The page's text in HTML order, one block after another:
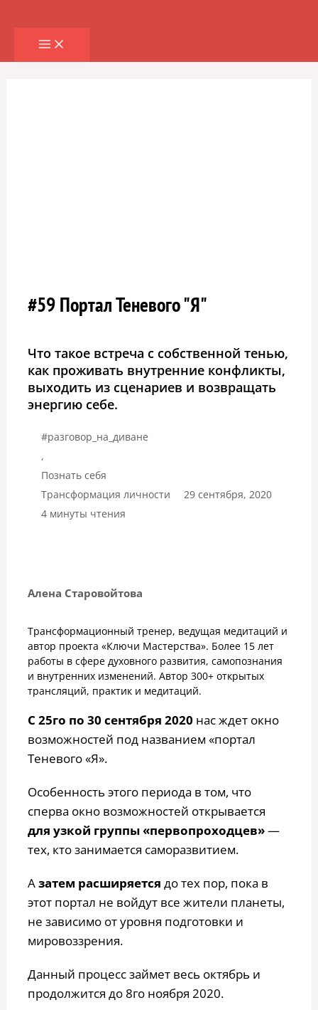
содержимому
#59 Портал Теневого "Я"
Что такое встреча с собственной тенью,
как проживать внутренние конфликты,
выходить из сценариев и возвращать
энергию себе.
#разговор_на_диване
,
Познать себя
Трансформация личности
29 сентября, 2020
4 минуты чтения
Алена Старовойтова
Трансформационный тренер, ведущая медитаций и
автор проекта «Ключи Мастерства». Более 15 лет
работы в сфере духовного развития, самопознания
и внутренних изменений. Автор 300+ открытых
трансляций, практик и медитаций.
С 25го по 30 сентября 2020 нас ждет окно
возможностей под названием «портал
Теневого «Я».⠀
Особенность этого периода в том, что
сперва окно возможностей открывается
для узкой группы «первопроходцев»—
тех, кто занимается саморазвитием.
Азатем расширяется до тех пор, пока в
этот портал не войдут все жители планеты,
не зависимо от уровня подготовки и
мировоззрения.
Данный процесс займет весь октябрь и
продолжится до 8го ноября 2020.